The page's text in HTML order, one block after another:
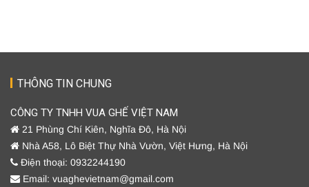
THÔNG TIN CHUNG
CÔNG TY TNHH VUA GHẾ VIỆT NAM
21 Phùng Chí Kiên, Nghĩa Đô, Hà Nội
Nhà A58, Lô Biệt Thự Nhà Vườn, Việt Hưng, Hà Nội
Điện thoại: 0932244190
Email: vuaghevietnam@gmail.com